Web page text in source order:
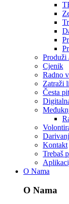
Produži
Cjenik
Radno
Zatraži
Česta
Kontakt
Trebaš
O Nama
O Nama